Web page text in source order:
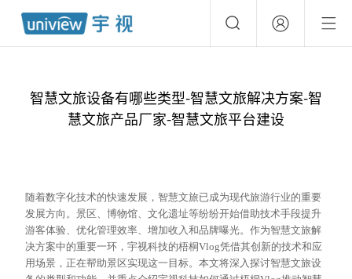
智慧文旅设备有哪些类型-智慧文旅解决方案-智
慧文旅产品厂家-智慧文旅平台建设
随着数字化技术的快速发展，智慧文旅已成为现代旅游行业的重要
发展方向。景区、博物馆、文化遗址等纷纷开始借助技术手段提升
游客体验、优化管理效率、增加收入和品牌曝光。作为智慧文旅解
决方案中的重要一环，宇视科技的梧桐Vlog凭借其创新的技术和应
用场景，正在帮助景区实现这一目标。本文将深入探讨智慧文旅设